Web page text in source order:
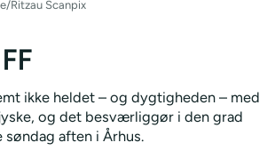
Ritzau Scanpix
ikke heldet – og dygtigheden – med
og det besværliggør i den grad
søndag aften i Århus.